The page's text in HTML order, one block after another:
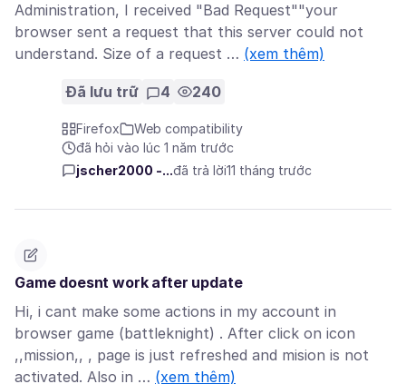
Administration, I received "Bad Request""your
browser sent a request that this server could not
understand. Size of a request … (xem thêm)
Đã lưu trữ 4 240
Firefox
Web compatibility
đã hỏi vào lúc 1 năm trước
jscher2000 -...đã trả lời11 tháng trước
Game doesnt work after update
Hi, i cant make some actions in my account in
browser game (battleknight) . After click on icon
,,mission,, , page is just refreshed and mision is not
activated. Also in … (xem thêm)